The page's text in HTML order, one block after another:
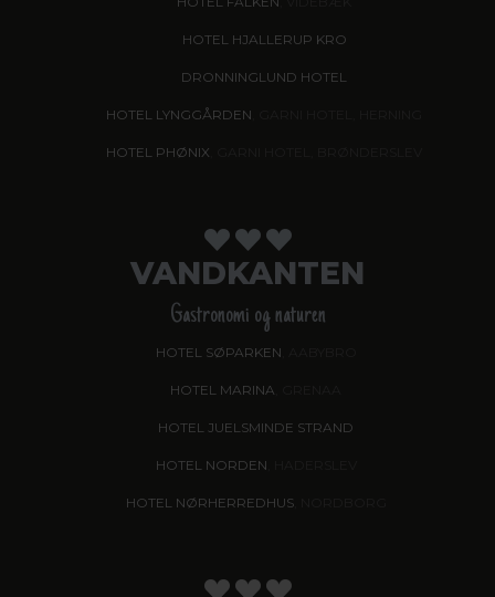
HOTEL HJALLERUP KRO
DRONNINGLUND HOTEL
HOTEL LYNGGÅRDEN
HOTEL PHØNIX
VANDKANTEN
Gastronomi og naturen
HOTEL SØPARKEN
HOTEL MARINA
HOTEL JUELSMINDE STRAND
HOTEL NORDEN
HOTEL NØRHERREDHUS, NORDBORG